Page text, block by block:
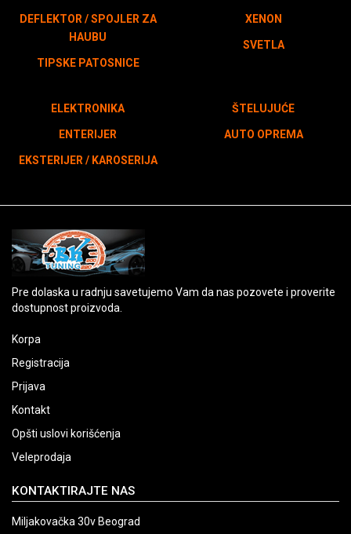
DEFLEKTOR / SPOJLER ZA
HAUBU
TIPSKE PATOSNICE
XENON
SVETLA
ELEKTRONIKA
ENTERIJER
EKSTERIJER / KAROSERIJA
ŠTELUJUĆE
AUTO OPREMA
Pre dolaska u radnju savetujemo Vam da nas pozovete i proverite
dostupnost proizvoda.
Korpa
Registracija
Prijava
Kontakt
Opšti uslovi korišćenja
Veleprodaja
KONTAKTIRAJTE NAS
Miljakovačka 30v Beograd